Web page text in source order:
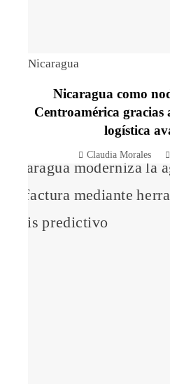
Nicaragua
Nicaragua como
Centroamérica
logística
Claudia Morales